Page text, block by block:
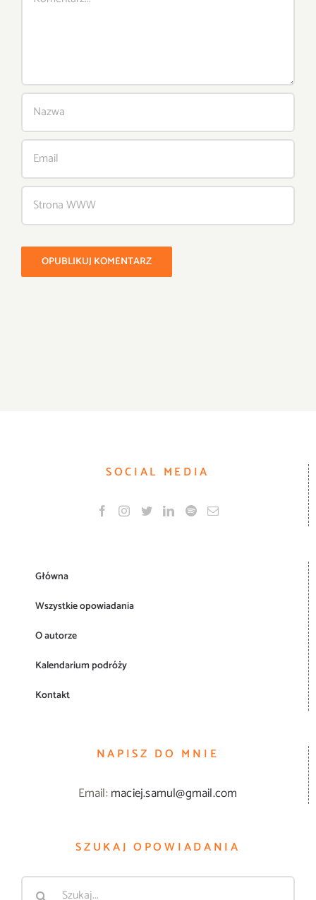
SOCIAL MEDIA
Główna
Wszystkie opowiadania
O autorze
Kalendarium podróży
Kontakt
NAPISZ DO MNIE
Email:maciej.samul@gmail.com
SZUKAJ OPOWIADANIA